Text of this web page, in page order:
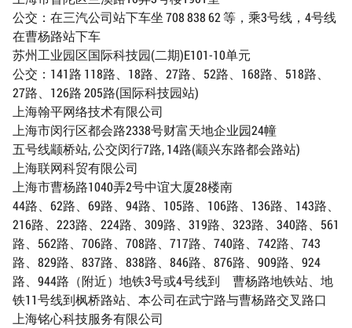
公交：在三汽公司站下车坐 708 838 62 等，乘3号线，4号线
在曹杨路站下车
苏州工业园区国际科技园(二期)E101-10单元
公交：141路 118路、18路、27路、52路、168路、518路、
27路、126路 205路(国际科技园站)
上海翰平网络技术有限公司
上海市闵行区都会路2338号财富天地企业园24幢
五号线颛桥站, 公交闵行7路, 14路(颛兴东路都会路站)
上海联网科贸有限公司
上海市曹杨路1040弄2号中谊大厦28楼南
44路、62路、69路、94路、105路、106路、136路、143路、
216路、223路、224路、309路、319路、323路、340路、561
路、562路、706路、708路、717路、740路、742路、743
路、829路、837路、838路、846路、876路、909路、924
路、944路（附近）地铁3号或4号线到 曹杨路地铁站、地
铁11号线到枫桥路站、本公司在武宁路与曹杨路交叉路口
上海铭心科技服务有限公司